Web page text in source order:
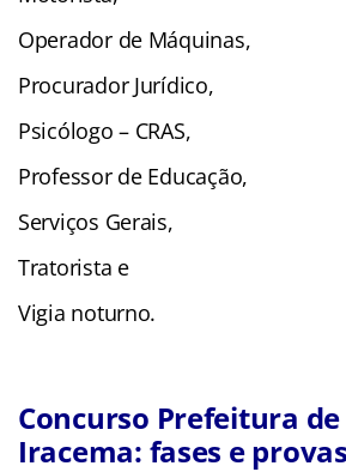
Operador de Máquinas,
Procurador Jurídico,
Psicólogo – CRAS,
Professor de Educação,
Serviços Gerais,
Tratorista e
Vigia noturno.
Concurso Prefeitura de
Iracema: fases e provas